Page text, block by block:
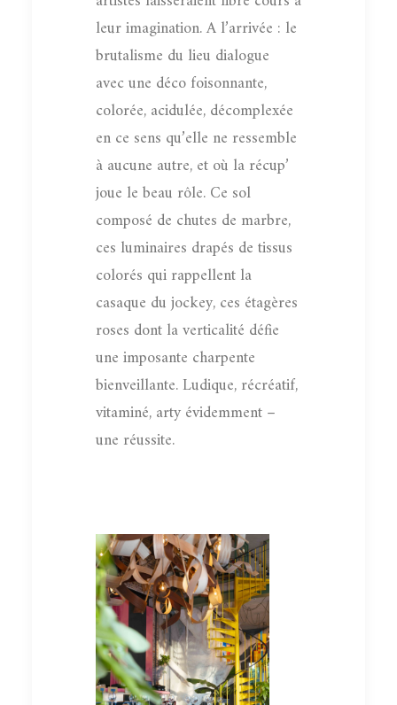
leur imagination. A l’arrivée : le
brutalisme du lieu dialogue
avec une déco foisonnante,
colorée, acidulée, décomplexée
en ce sens qu’elle ne ressemble
à aucune autre, et où la récup’
joue le beau rôle. Ce sol
composé de chutes de marbre,
ces luminaires drapés de tissus
colorés qui rappellent la
casaque du jockey, ces étagères
roses dont la verticalité défie
une imposante charpente
bienveillante. Ludique, récréatif,
vitaminé, arty évidemment –
une réussite.